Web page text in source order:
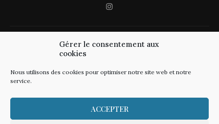
Gérer le consentement aux
cookies
Nous utilisons des cookies pour optimiser notre site web et notre
service.
ACCEPTER